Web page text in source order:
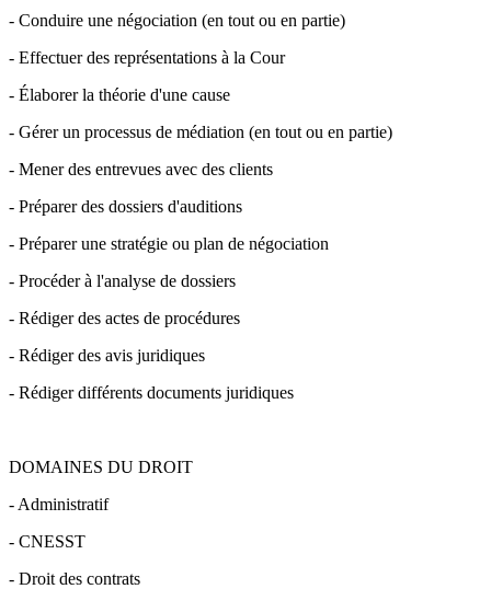
- Conduire une négociation (en tout ou en partie)
- Effectuer des représentations à la Cour
- Élaborer la théorie d'une cause
- Gérer un processus de médiation (en tout ou en partie)
- Mener des entrevues avec des clients
- Préparer des dossiers d'auditions
- Préparer une stratégie ou plan de négociation
- Procéder à l'analyse de dossiers
- Rédiger des actes de procédures
- Rédiger des avis juridiques
- Rédiger différents documents juridiques
DOMAINES DU DROIT
- Administratif
- CNESST
- Droit des contrats